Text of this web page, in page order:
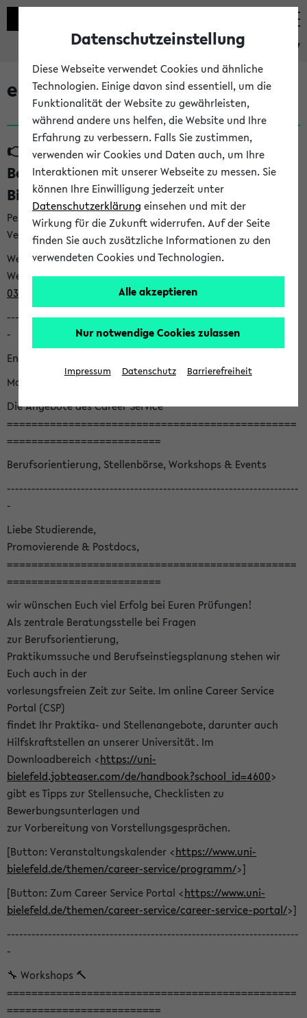
eKVV
eKVV News
👉 Neue Angebote zur
Berufsorientierung an der Universität
Bielefeld (31.07.26)
Per E-Mail eingestellt von career@uni-bielefeld.de an den
Verteiler 'Alle Studierenden':
Webansicht /
Webview <https://t9be21bfb.emailsys1a.net/mailing/203/932
0396/1007481/2/5c029be88e/index.html>
-----------------------------------------------------------------------
-
English version below
Monatsnewsletter August '26
Die Angebote des Career Service
===============================================
=========================
Berufsorientierung, Stellenbörse, Workshops & Events
-----------------------------------------------------------------------
-
Liebe Studierende,
Promovierende & Postdocs,
===============================================
=========================
wir wünschen Euch viel Erfolg bei Euren Prüfungen!
Als zentrale Beratungsstelle bei Fragen
zur Berufsorientierung,
Praktikumssuche und Berufseinstiegsplanung stehen wir
Euch auch in der
vorlesungsfreien Zeit zur Seite. Im online Career Service
Portal (CSP)
findet Ihr Praktika- und Stellenangebote, darunter auch
Hilfskraftstellen an unserer Universität. Im
Downloadbereich <https://uni-
bielefeld.jobteaser.com/de/handbook?school_id=4600>
gibt es Tipps zur Stellensuche, Checklisten zu
Bewerbungsunterlagen und
zur Vorbereitung von Vorstellungsgesprächen.
[Button: Veranstaltungskalender <https://www.uni-
bielefeld.de/themen/career-service/programm/>]
[Button: Zum Career Service Portal <https://www.uni-
bielefeld.de/themen/career-service/career-service-portal/>]
-----------------------------------------------------------------------
-
🔧 Workshops 🔨
===============================================
=========================
Datenschutzeinstellung
Diese Webseite verwendet Cookies und ähnliche
Technologien. Einige davon sind essentiell, um die
Funktionalität der Website zu gewährleisten,
während andere uns helfen, die Website und Ihre
Erfahrung zu verbessern. Falls Sie zustimmen,
verwenden wir Cookies und Daten auch, um Ihre
Interaktionen mit unserer Webseite zu messen. Sie
können Ihre Einwilligung jederzeit unter
Datenschutzerklärung einsehen und mit der
Wirkung für die Zukunft widerrufen. Auf der Seite
finden Sie auch zusätzliche Informationen zu den
verwendeten Cookies und Technologien.
Alle akzeptieren
Nur notwendige Cookies zulassen
Impressum Datenschutz Barrierefreiheit